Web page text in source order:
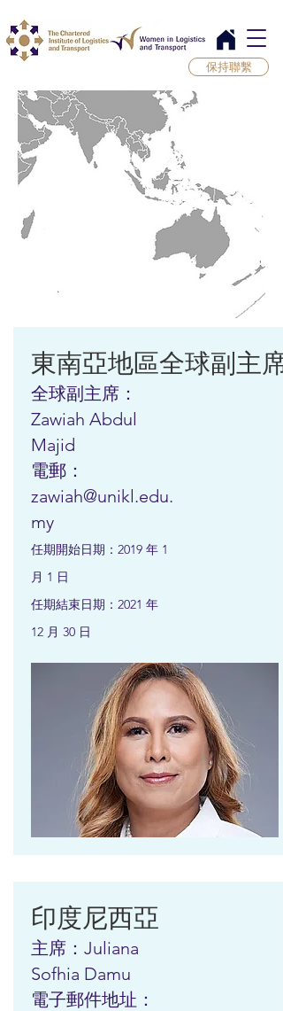
保持聯繫
東南亞地區全球副主席
全球副主席：
Zawiah Abdul
Majid
電郵：
zawiah@unikl.edu.
my
任期開始日期：2019 年 1
月 1 日
任期結束日期：2021 年
12 月 30 日
印度尼西亞
主席：Juliana
Sofhia Damu
電子郵件地址：